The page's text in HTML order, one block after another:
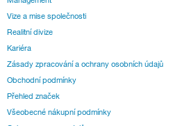
Vize a mise společnosti
Realitní divize
Kariéra
Zásady zpracování a ochrany osobních údajů
Obchodní podmínky
Přehled značek
Všeobecné nákupní podmínky